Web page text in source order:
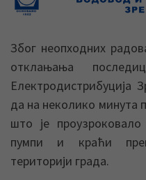
Због неопходних
отклањања
Електродистрибуција
да на неколико минута
што је
пумпи и краћи
територији града.